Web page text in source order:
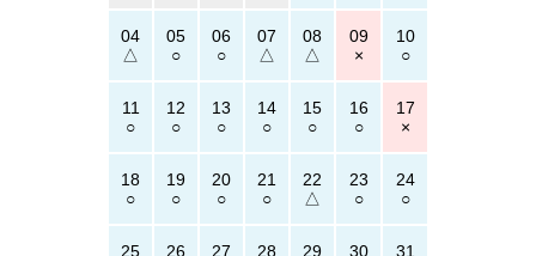
04 05 06 07 08 09 10
11 12 13 14 15 16 17
18 19 20 21 22 23 24
25 26 27 28 29 30 31